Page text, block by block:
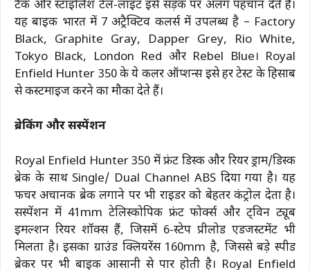
टैंक और स्टाइलिश टेल-लाइट इसे सड़क पर अलग पहचान देते हैं।
यह बाइक भारत में 7 अट्रैक्टिव कलर्स में उपलब्ध है – Factory
Black, Graphite Gray, Dapper Grey, Rio White,
Tokyo Black, London Red और Rebel Blue। Royal
Enfield Hunter 350 के ये कलर ऑप्शन्स इसे हर टेस्ट के हिसाब
से कस्टमाइज करने का मौका देते हैं।
ब्रेकिंग और सस्पेंशन
Royal Enfield Hunter 350 में फ्रंट डिस्क और रियर ड्राम/डिस्क
ब्रेक के साथ Single/ Dual Channel ABS दिया गया है। यह
फीचर अचानक ब्रेक लगाने पर भी राइडर को बेहतर कंट्रोल देता है।
सस्पेंशन में 41mm टेलिस्कोपिक फ्रंट फोर्क्स और ट्विन ट्यूब
इमल्शन रियर शॉक्स हैं, जिसमें 6-स्टेप प्रीलोड एडजस्टमेंट भी
मिलता है। इसका ग्राउंड क्लियरेंस 160mm है, जिससे बड़े स्पीड
ब्रेकर पर भी बाइक आसानी से पार होती है। Royal Enfield